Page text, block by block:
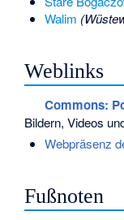
Walim
Weblinks
Commons:
Bildern, Videos
Webpräsenz
Fußnoten